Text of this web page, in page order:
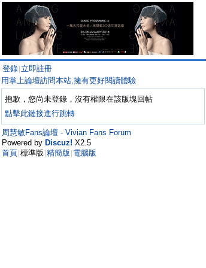
登錄 立即註冊
用掌上論壇訪問本站,擁有更好閱讀體驗
抱歉，您尚未登錄，沒有權限在該版塊回帖
點擊此鏈接進行跳轉
周慧敏Fans論壇 - Vivian Fans Forum
Powered by Discuz! X2.5
首頁 標準版 精簡版 電腦版